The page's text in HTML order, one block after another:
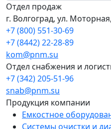
Отдел продаж
г. Волгоград, ул.
+7 (800) 551-30-69
+7 (8442) 22-28-89
kom@pnm.su
Отдел снабжения и
+7 (342) 205-51-96
snab@pnm.su
Продукция компании
Емкостное
Системы очистки и